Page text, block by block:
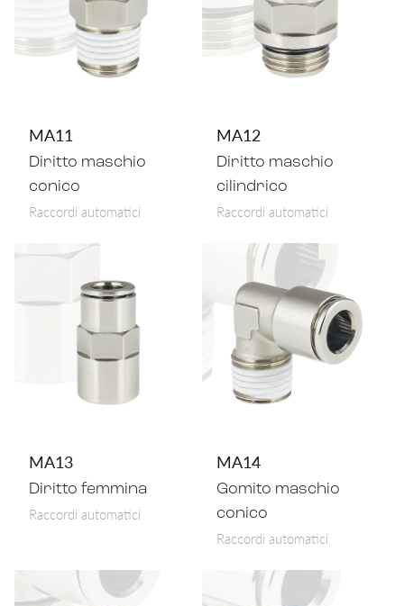
Innesti rapidi
Innesti rapidi di sicurezza
Raccordi a funzione
Nebulizzazione
Trasporti
MA11
Diritto maschio
conico
Raccordi automatici
MA12
Diritto maschio
cilindrico
Raccordi automatici
MA13
Diritto femmina
Raccordi automatici
MA14
Gomito maschio
conico
Raccordi automatici